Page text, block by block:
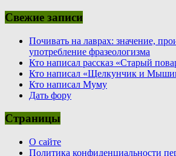
Свежие записи
Почивать на лаврах: значение,
употребление фразеологизма
Кто написал рассказ «Старый
Кто написал «Щелкунчик и
Кто написал Муму
Дать фору
Страницы
О сайте
Политика конфиденциальности